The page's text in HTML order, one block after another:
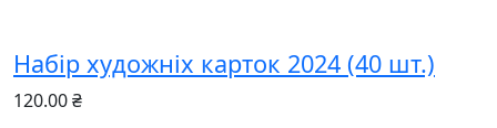
Набір художніх карток 2024 (40 шт.)
120.00 ₴